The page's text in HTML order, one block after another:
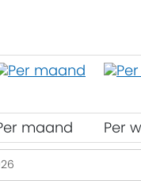
maand Per